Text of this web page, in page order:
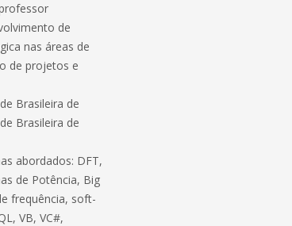
de
nas áreas de
de projetos e
Brasileira de
Brasileira de
abordados: DFT,
de Potência, Big
frequência, soft-
VB, VC#,